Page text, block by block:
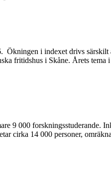
i indexet drivs särskilt
fritidshus i Skåne. Årets tema
9 000 forskningsstuderande.
cirka 14 000 personer,